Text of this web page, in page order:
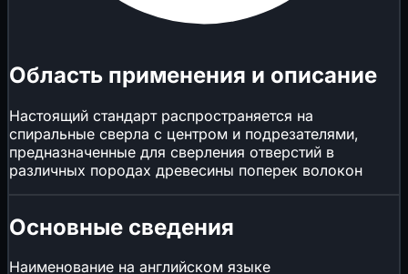
Область применения и описание
Настоящий стандарт распространяется на
спиральные сверла с центром и подрезателями,
предназначенные для сверления отверстий в
различных породах древесины поперек волокон
Основные сведения
Наименование на английском языке